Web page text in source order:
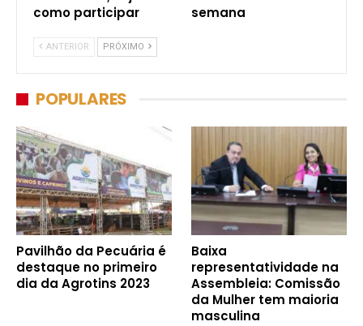
como participar
semana
ANTERIOR PRÓXIMO
POPULARES
Pavilhão da Pecuária é
destaque no primeiro
dia da Agrotins 2023
Baixa
representatividade na
Assembleia: Comissão
da Mulher tem maioria
masculina